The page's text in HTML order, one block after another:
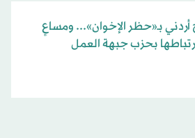
أردني بـ«حظر الإخوان»... ومساعٍ
بحزب جبهة العمل